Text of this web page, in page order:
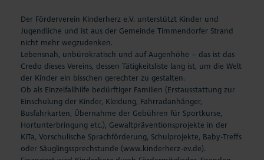
Der Förderverein Kinderherz e.V. unterstützt Kinder und
Jugendliche und ist aus der Gemeinde Timmendorfer Strand
nicht mehr wegzudenken.
Lebensnah, unbürokratisch und auf Augenhöhe – das ist das
Credo dieses Vereins, dessen Tätigkeitsliste lang ist, um die Welt
der Kinder ein bisschen gerechter zu gestalten.
Ob als Einzelfallhilfe bedürftiger Familien (Erstausstattung zur
Einschulung der Kinder, Kleidung, Fahrradanhänger,
Busfahrkarten, Übernahme der Gebühren für Sportkurse,
Hortunterbringung etc.), Gewaltpräventionsprojekte in der
KiTa, Vorschulische Sprachförderung, Schulprojekte, Baby-Treffs
oder Säuglingssprechstunde (www.kinderherz-ev.de).